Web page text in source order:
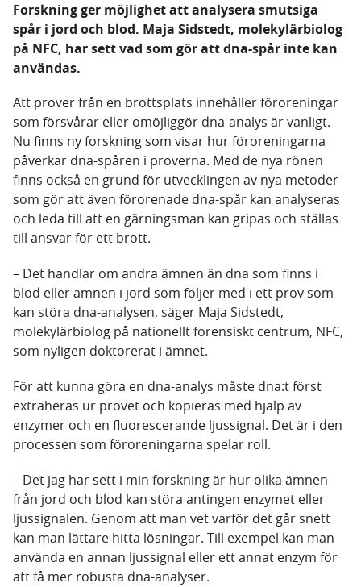
Forskning ger möjlighet att analysera smutsiga
spår i jord och blod. Maja Sidstedt, molekylärbiolog
på NFC, har sett vad som gör att dna-spår inte kan
användas.
Att prover från en brottsplats innehåller föroreningar
som försvårar eller omöjliggör dna-analys är vanligt.
Nu finns ny forskning som visar hur föroreningarna
påverkar dna-spåren i proverna. Med de nya rönen
finns också en grund för utvecklingen av nya metoder
som gör att även förorenade dna-spår kan analyseras
och leda till att en gärningsman kan gripas och ställas
till ansvar för ett brott.
– Det handlar om andra ämnen än dna som finns i
blod eller ämnen i jord som följer med i ett prov som
kan störa dna-analysen, säger Maja Sidstedt,
molekylärbiolog på nationellt forensiskt centrum, NFC,
som nyligen doktorerat i ämnet.
För att kunna göra en dna-analys måste dna:t först
extraheras ur provet och kopieras med hjälp av
enzymer och en fluorescerande ljussignal. Det är i den
processen som föroreningarna spelar roll.
– Det jag har sett i min forskning är hur olika ämnen
från jord och blod kan störa antingen enzymet eller
ljussignalen. Genom att man vet varför det går snett
kan man lättare hitta lösningar. Till exempel kan man
använda en annan ljussignal eller ett annat enzym för
att få mer robusta dna-analyser.